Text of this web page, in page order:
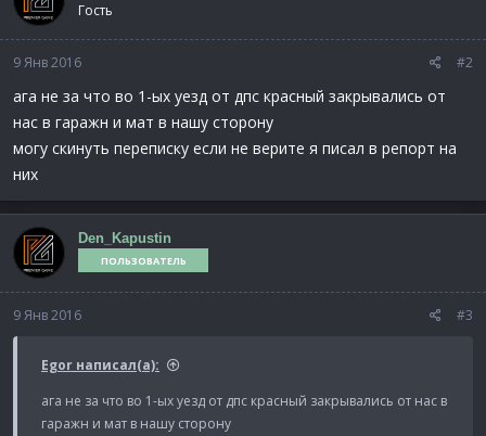
Гость
9 Янв 2016 #2
ага не за что во 1-ых уезд от дпс красный закрывались от
нас в гаражн и мат в нашу сторону
могу скинуть переписку если не верите я писал в репорт на
них
Den_Kapustin
ПОЛЬЗОВАТЕЛЬ
9 Янв 2016 #3
Egor написал(а):
ага не за что во 1-ых уезд от дпс красный закрывались от нас в
гаражн и мат в нашу сторону